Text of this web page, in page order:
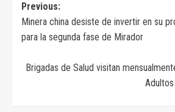
Navegación
de
entradas
Previous:
Minera china desiste de invertir en su
para la segunda fase de Mirador
Brigadas de Salud visitan